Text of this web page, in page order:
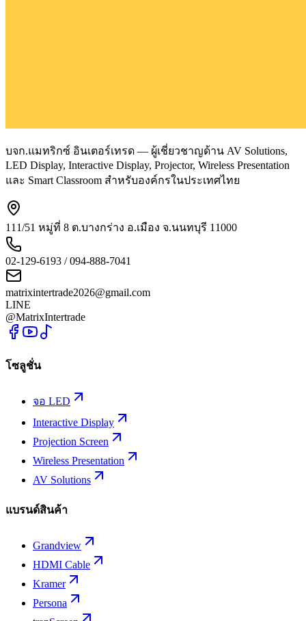
บจก.แมทริกซ์ อินเตอร์เทรด — ผู้เชี่ยวชาญด้าน AV Solutions,
LED Display, Interactive Display, Projector, Wireless Presentation
และ Smart Classroom สำหรับองค์กรในประเทศไทย
111/51 หมู่ที่ 8 ต.บางกร่าง อ.เมือง จ.นนทบุรี 11000
02-129-6193 / 094-888-7041
matrixintertrade2026@gmail.com
LINE
@MatrixIntertrade
โซลูชั่น
จอ LED
Interactive Display
Projection Screen
Wireless Presentation
AV Solutions
แบรนด์สินค้า
Grandview
HDMI Cable
Kramer
Persona